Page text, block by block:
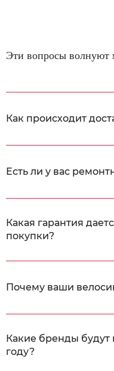
Эти вопросы волнуют
Как происходит
Есть ли у вас
Какая гарантия
покупки?
Почему ваши
Какие бренды будут
году?